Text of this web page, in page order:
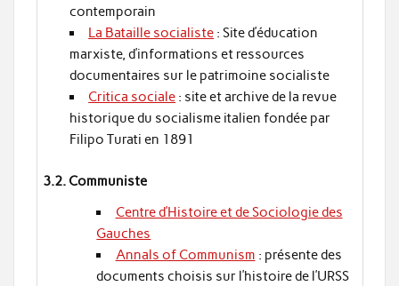
contemporain
La Bataille socialiste : Site d’éducation
marxiste, d’informations et ressources
documentaires sur le patrimoine socialiste
Critica sociale : site et archive de la revue
historique du socialisme italien fondée par
Filipo Turati en 1891
3.2. Communiste
Centre d’Histoire et de Sociologie des
Gauches
Annals of Communism : présente des
documents choisis sur l’histoire de l’URSS